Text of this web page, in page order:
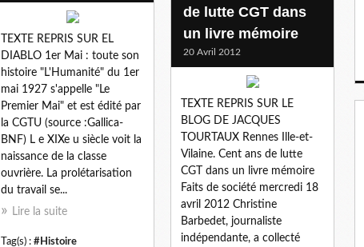
TEXTE REPRIS SUR EL
DIABLO 1er Mai : toute son
histoire "L'Humanité" du 1er
mai 1927 s'appelle "Le
Premier Mai" et est édité par
la CGTU (source :Gallica-
BNF) L e XIXe u siècle voit la
naissance de la classe
ouvrière. La prolétarisation
du travail se...
Lire la suite
Tag(s) : #Histoire
de lutte CGT dans
un livre mémoire
20 Avril 2012
TEXTE REPRIS SUR LE
BLOG DE JACQUES
TOURTAUX Rennes Ille-et-
Vilaine. Cent ans de lutte
CGT dans un livre mémoire
Faits de société mercredi 18
avril 2012 Christine
Barbedet, journaliste
indépendante, a collecté